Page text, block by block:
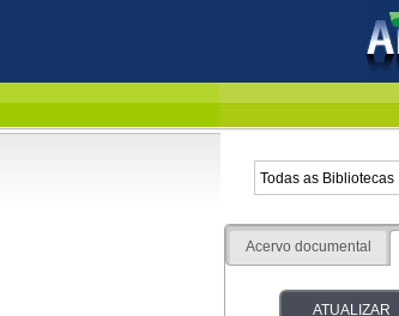
Acervo documental